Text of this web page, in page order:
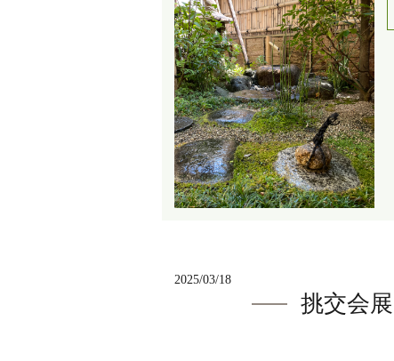
2025/03/18
挑交会